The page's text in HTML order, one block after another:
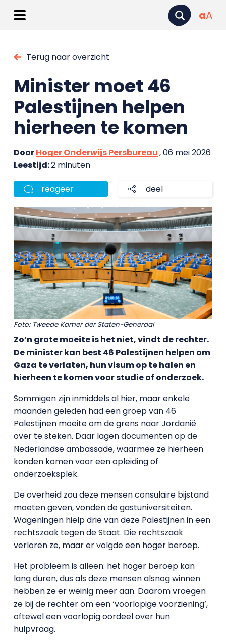
aA
Terug naar overzicht
Minister moet 46
Palestijnen helpen
hierheen te komen
DoorHoger Onderwijs Persbureau, 06 mei 2026
Leestijd:2 minuten
reageer deel
Foto: Tweede Kamer der Staten-Generaal
Zo’n grote moeite is het niet, vindt de rechter.
De minister kan best 46 Palestijnen helpen om
Gaza te verlaten, hun visum op te halen en
hierheen te komen voor studie of onderzoek.
Sommigen zijn inmiddels al hier, maar enkele
maanden geleden had een groep van 46
Palestijnen moeite om de grens naar Jordanië
over te steken. Daar lagen documenten op de
Nederlandse ambassade, waarmee ze hierheen
konden komen voor een opleiding of
onderzoeksplek.
De overheid zou deze mensen consulaire bijstand
moeten geven, vonden de gastuniversiteiten.
Wageningen hielp drie van deze Palestijnen in een
rechtszaak tegen de Staat. Die rechtszaak
verloren ze, maar er volgde een hoger beroep.
Het probleem is alleen: het hoger beroep kan
lang duren, dus als deze mensen alsnog winnen
hebben ze er weinig meer aan. Daarom vroegen
ze bij de rechter om een ‘voorlopige voorziening’,
oftewel een voorlopig oordeel over hun
hulpvraag.